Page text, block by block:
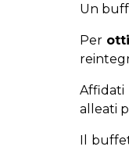
Un
Per
Affidati
alleati
Il